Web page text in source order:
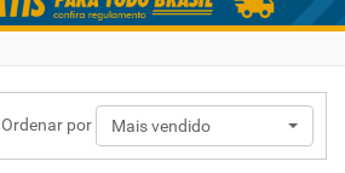
Ordenar por Mais vendido